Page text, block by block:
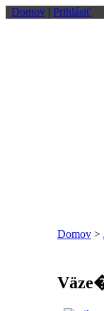
Domov | Prihlásiť
Domov >